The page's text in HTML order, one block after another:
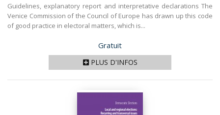
Guidelines, explanatory report and interpretative declarations The
Venice Commission of the Council of Europe has drawn up this code
of good practice in electoral matters, which is...
Prix
Gratuit
PLUS D'INFOS